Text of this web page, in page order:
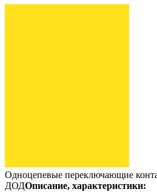
Одноцепевые переключающие
ДОДОписание, характеристики: